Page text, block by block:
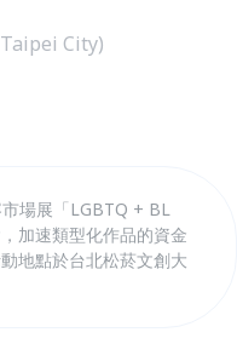
City)
場展「LGBTQ + BL
加速類型化作品的資金
地點於台北松菸文創大